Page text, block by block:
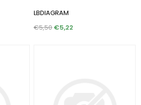
LBDIAGRAM
€5,50€5,22